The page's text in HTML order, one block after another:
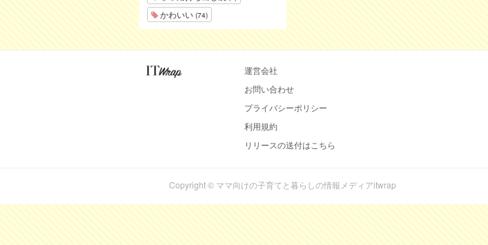
かわいい (74)
運営会社
お問い合わせ
プライバシーポリシー
利用規約
リリースの送付はこちら
Copyright © ママ向けの子育てと暮らしの情報メディアitwrap